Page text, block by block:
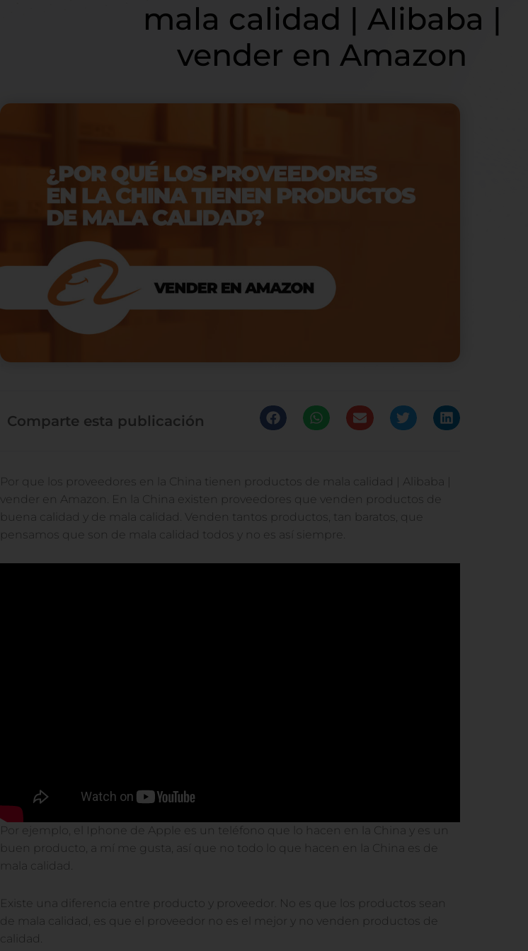
mala calidad | Alibaba |
vender en Amazon
Comparte esta publicación
Por que los proveedores en la China tienen productos de mala calidad | Alibaba |
vender en Amazon. En la China existen proveedores que venden productos de
buena calidad y de mala calidad. Venden tantos productos, tan baratos, que
pensamos que son de mala calidad todos y no es así siempre.
Por ejemplo, el Iphone de Apple es un teléfono que lo hacen en la China y es un
buen producto, a mí me gusta, así que no todo lo que hacen en la China es de
mala calidad.
Existe una diferencia entre producto y proveedor. No es que los productos sean
de mala calidad, es que el proveedor no es el mejor y no venden productos de
calidad.